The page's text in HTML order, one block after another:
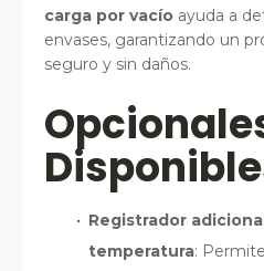
carga por vacío ayuda a
envases, garantizando un
seguro y sin daños.
Registrador
temperatura: